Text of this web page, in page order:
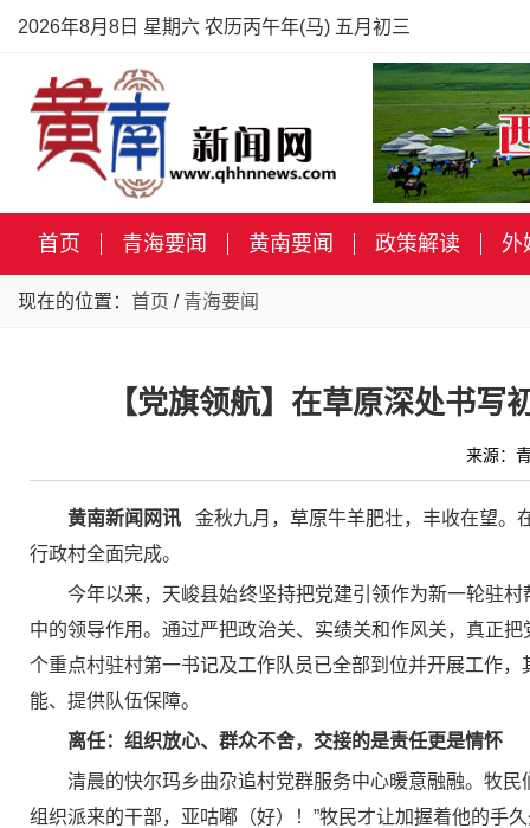
2026年8月8日 星期六 农历丙午年(马) 五月初三
首页 青海要闻 黄南要闻 政策解读 外
现在的位置： 首页 / 青海要闻
【党旗领航】在草原深处书
来源：
黄南新闻网讯
金秋九月，草原牛羊肥壮，丰收在望。
行政村全面完成。
今年以来，天峻县始终坚持把党建引领作为新一轮驻
中的领导作用。通过严把政治关、实绩关和作风关，真正
个重点村驻村第一书记及工作队员已全部到位并开展工作
能、提供队伍保障。
离任：组织放心、群众不舍，交接的是责任更是情怀
清晨的快尔玛乡曲尕追村党群服务中心暖意融融。牧
组织派来的干部，亚咕嘟（好）！”牧民才让加握着他的手